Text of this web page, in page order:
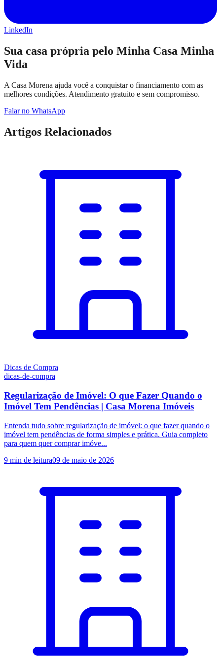
LinkedIn
Sua casa própria pelo Minha Casa Minha
Vida
A Casa Morena ajuda você a conquistar o financiamento com as
melhores condições. Atendimento gratuito e sem compromisso.
Falar no WhatsApp
Artigos Relacionados
Dicas de Compra
dicas-de-compra
Regularização de Imóvel: O que Fazer Quando o
Imóvel Tem Pendências | Casa Morena Imóveis
Entenda tudo sobre regularização de imóvel: o que fazer quando o
imóvel tem pendências de forma simples e prática. Guia completo
para quem quer comprar imóve...
9 min de leitura09 de maio de 2026